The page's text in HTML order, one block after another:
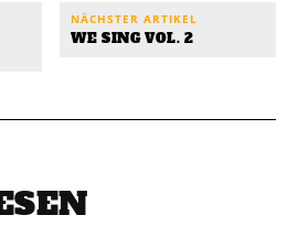
NÄCHSTER ARTIKEL
WE SING VOL. 2